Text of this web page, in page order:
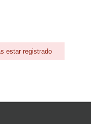
estar registrado